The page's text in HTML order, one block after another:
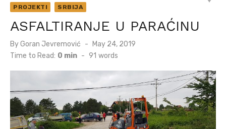
PROJEKTI
SRBIJA
ASFALTIRANJE U PARAĆINU
ByGoran Jevremović
Posted
on
May 24, 2019
Time to Read: 0 min - 91 words